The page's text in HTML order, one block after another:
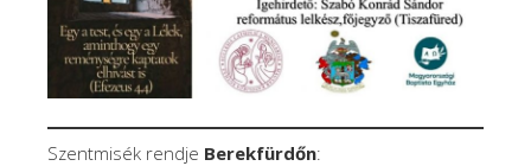
Szentmisék rendje Berekfürdőn: